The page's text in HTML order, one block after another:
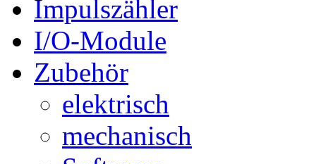
Impulszähler
I/O-Module
Zubehör
elektrisch
mechanisch